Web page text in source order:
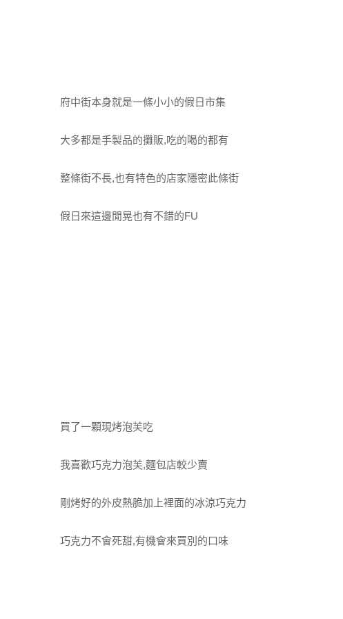
府中街本身就是一條小小的假日市集
大多都是手製品的攤販,吃的喝的都有
整條街不長,也有特色的店家隱密此條街
假日來這邊閒晃也有不錯的FU
買了一顆現烤泡芙吃
我喜歡巧克力泡芙,麵包店較少賣
剛烤好的外皮熱脆加上裡面的冰涼巧克力
巧克力不會死甜,有機會來買別的口味